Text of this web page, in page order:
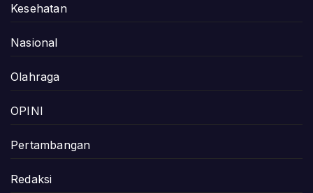
Kesehatan
Nasional
Olahraga
OPINI
Pertambangan
Redaksi